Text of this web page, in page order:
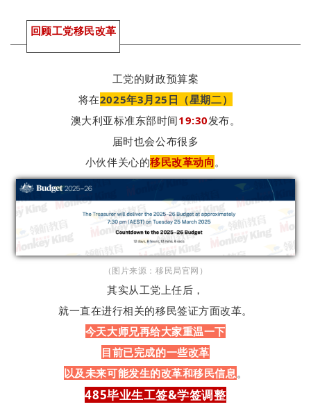
回顾工党移民改革
工党的财政预算案
将在2025年3月25日（星期二）
澳大利亚标准东部时间19:30发布。
届时也会公布很多
小伙伴关心的移民改革动向。
（图片来源：移民局官网）
其实从工党上任后，
就一直在进行相关的移民签证方面改革。
今天大师兄再给大家重温一下
目前已完成的一些改革
以及未来可能发生的改革和移民信息 。
485毕业生工签&学签调整